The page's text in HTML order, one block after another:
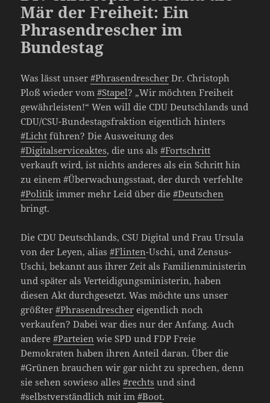
Mär der Freiheit: Ein
Phrasendrescher im
Bundestag
Was lässt unser#Phrasendrescher Dr. Christoph
Ploß wieder vom#Stapel? „Wir möchten Freiheit
gewährleisten!“ Wen will die CDU Deutschlands und
CDU/CSU-Bundestagsfraktion eigentlich hinters
#Licht führen? Die Ausweitung des
#Digitalserviceaktes, die uns als#Fortschritt
verkauft wird, ist nichts anderes als ein Schritt hin
zu einem #Überwachungsstaat, der durch verfehlte
#Politik immer mehr Leid über die#Deutschen
bringt.
Die CDU Deutschlands, CSU Digital und Frau Ursula
von der Leyen, alias#Flinten-Uschi, und Zensus-
Uschi, bekannt aus ihrer Zeit als Familienministerin
und später als Verteidigungsministerin, haben
diesen Akt durchgesetzt. Was möchte uns unser
größter#Phrasendrescher eigentlich noch
verkaufen? Dabei war dies nur der Anfang. Auch
andere#Parteien wie SPD und FDP Freie
Demokraten haben ihren Anteil daran. Über die
#Grünen brauchen wir gar nicht zu sprechen, denn
sie sehen sowieso alles#rechts und sind
#selbstverständlich mit im#Boot.